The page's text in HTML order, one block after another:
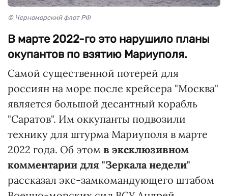
© Черноморский флот РФ
В марте 2022-го это нарушило планы
окупантов по взятию Мариуполя.
Самой существенной потерей для
россиян на море после крейсера "Москва"
является большой десантный корабль
"Саратов". Им оккупанты подвозили
технику для штурма Мариуполя в марте
2022 года. Об этом в эксклюзивном
комментарии для "Зеркала недели"
рассказал экс-замкомандующего штабом